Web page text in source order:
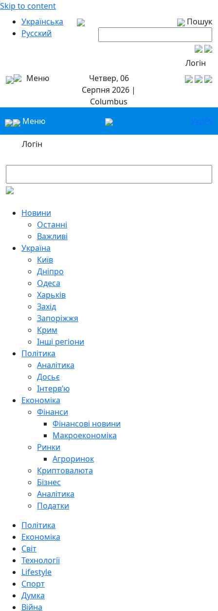
Skip to content
Українська
Русский
Пошук
Логін
Меню
Четвер, 06
Серпня 2026 |
Columbus
Меню
УкрРу
Логін
Новини
Останні
Важливі
Україна
Київ
Дніпро
Одеса
Харьків
Захід
Запоріжжя
Крим
Інші регіони
Політика
Аналітика
Досьє
Інтерв’ю
Економіка
Фінанси
Фінансові новини
Макроекономіка
Ринки
Агроринок
Криптовалюта
Бізнес
Аналітика
Податки
Політика
Економіка
Світ
Технології
Lifestyle
Спорт
Думка
Війна